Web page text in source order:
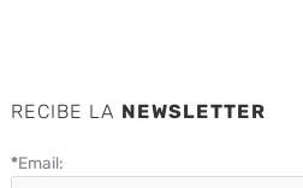
RECIBE LA NEWSLETTER
*Email: